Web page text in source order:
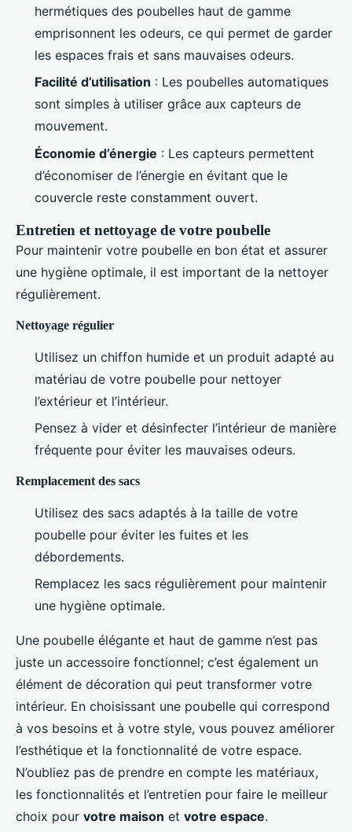
hermétiques des poubelles haut de gamme
emprisonnent les odeurs, ce qui permet de garder
les espaces frais et sans mauvaises odeurs.
Facilité d’utilisation : Les poubelles automatiques
sont simples à utiliser grâce aux capteurs de
mouvement.
Économie d’énergie : Les capteurs permettent
d’économiser de l’énergie en évitant que le
couvercle reste constamment ouvert.
Entretien et nettoyage de votre poubelle
Pour maintenir votre poubelle en bon état et assurer
une hygiène optimale, il est important de la nettoyer
régulièrement.
Nettoyage régulier
Utilisez un chiffon humide et un produit adapté au
matériau de votre poubelle pour nettoyer
l’extérieur et l’intérieur.
Pensez à vider et désinfecter l’intérieur de manière
fréquente pour éviter les mauvaises odeurs.
Remplacement des sacs
Utilisez des sacs adaptés à la taille de votre
poubelle pour éviter les fuites et les
débordements.
Remplacez les sacs régulièrement pour maintenir
une hygiène optimale.
Une poubelle élégante et haut de gamme n’est pas
juste un accessoire fonctionnel; c’est également un
élément de décoration qui peut transformer votre
intérieur. En choisissant une poubelle qui correspond
à vos besoins et à votre style, vous pouvez améliorer
l’esthétique et la fonctionnalité de votre espace.
N’oubliez pas de prendre en compte les matériaux,
les fonctionnalités et l’entretien pour faire le meilleur
choix pour votre maison et votre espace.